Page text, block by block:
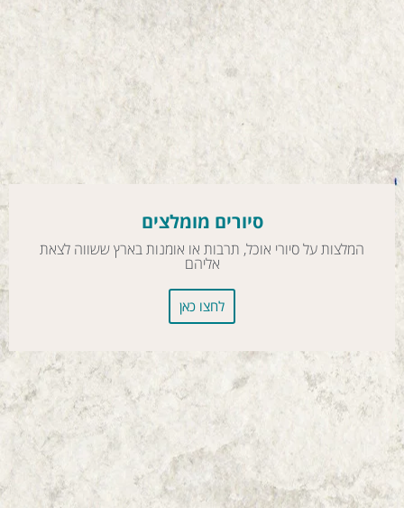
סיורים מומלצים
המלצות על סיורי אוכל, תרבות או אומנות בארץ ששווה לצאת
אליהם
לחצו כאן